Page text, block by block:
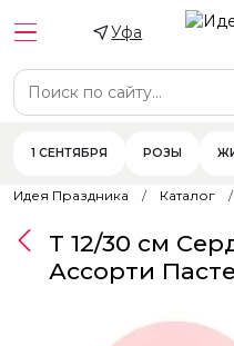
Уфа
1 СЕНТЯБРЯ РОЗЫ
Идея Праздника Каталог
Т 12/30 см
Ассорти